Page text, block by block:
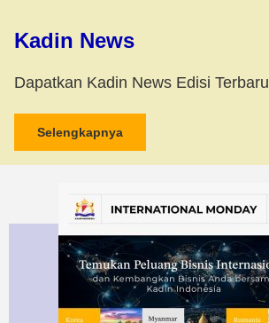
Kadin News
Dapatkan Kadin News Edisi Terbaru
Selengkapnya